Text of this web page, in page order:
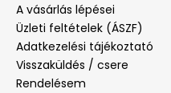
A vásárlás lépései
Üzleti feltételek (ÁSZF)
Adatkezelési tájékoztató
Visszaküldés / csere
Rendelésem